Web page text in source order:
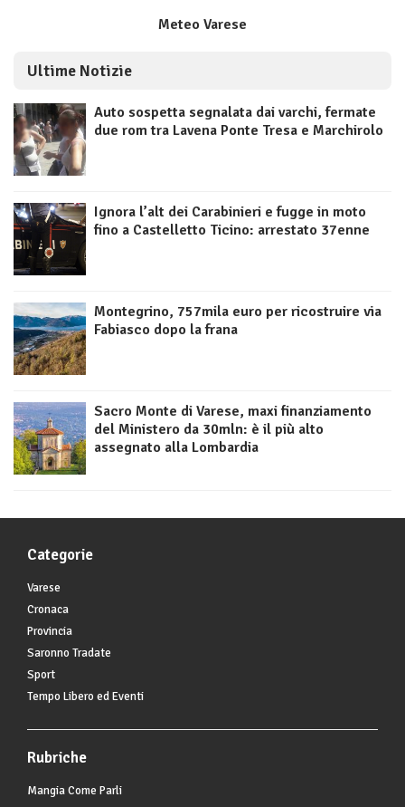
Meteo Varese
Ultime Notizie
Auto sospetta segnalata dai varchi, fermate
due rom tra Lavena Ponte Tresa e Marchirolo
Ignora l’alt dei Carabinieri e fugge in moto
fino a Castelletto Ticino: arrestato 37enne
Montegrino, 757mila euro per ricostruire via
Fabiasco dopo la frana
Sacro Monte di Varese, maxi finanziamento
del Ministero da 30mln: è il più alto
assegnato alla Lombardia
Categorie
Varese
Cronaca
Provincia
Saronno Tradate
Sport
Tempo Libero ed Eventi
Rubriche
Mangia Come Parli